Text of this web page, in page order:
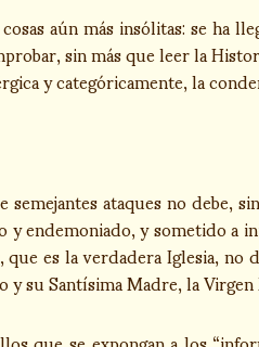
aún más insólitas: se ha
sin más que leer la
y categóricamente, la
ataques no debe,
endemoniado, y sometido a
es la verdadera Iglesia,
su Santísima Madre, la